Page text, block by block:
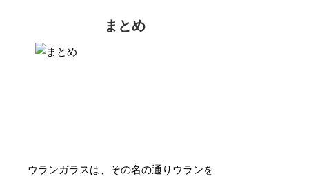
まとめ
ウランガラスは、その名の通りウランを